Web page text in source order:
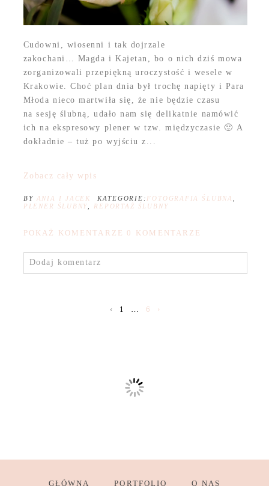
Cudowni, wiosenni i tak dojrzale
zakochani… Magda i Kajetan, bo o nich dziś mowa
zorganizowali przepiękną uroczystość i wesele w
Krakowie. Choć plan dnia był trochę napięty i Para
Młoda nieco martwiła się, że nie będzie czasu
na sesję ślubną, udało nam się delikatnie namówić
ich na ekspresowy plener w tzw. międzyczasie 🙂 A
dokładnie – tuż po wyjściu z...
Zobacz cały wpis
BY ANIA I JACEK KATEGORIE: FOTOGRAFIA ŚLUBNA
PLENER ŚLUBNY
REPORTAŻ ŚLUBNY
POKAŻ KOMENTARZE 0 KOMENTARZE
Dodaj komentarz
‹ 1 … 6 ›
GŁÓWNA PORTFOLIO O NAS